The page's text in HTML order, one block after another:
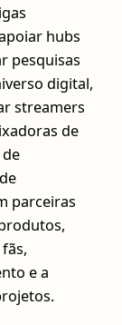
hubs
pesquisas
digital,
streamers
de
parceiras
e a